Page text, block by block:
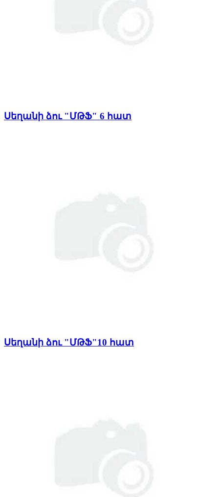
Սեղանի ձու "ՄԹՖ" 6 հատ
Սեղանի ձու "ՄԹՖ"10 հատ